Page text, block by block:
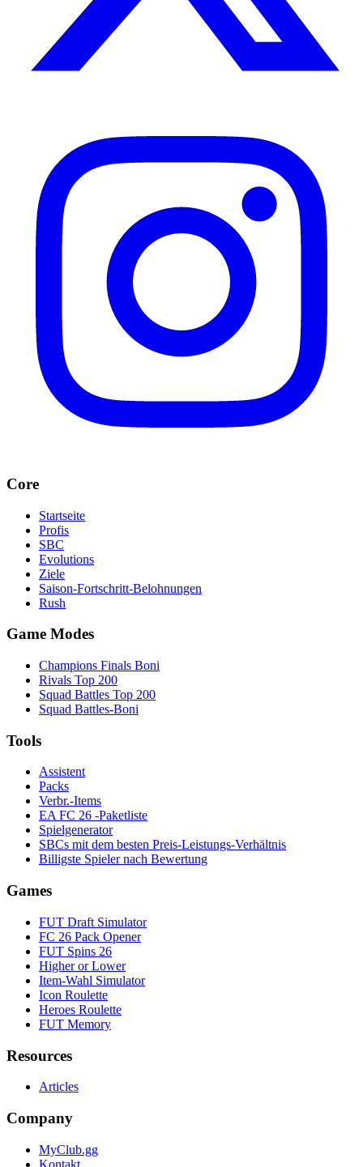
Core
Startseite
Profis
SBC
Evolutions
Ziele
Saison-Fortschritt-Belohnungen
Rush
Game Modes
Champions Finals Boni
Rivals Top 200
Squad Battles Top 200
Squad Battles-Boni
Tools
Assistent
Packs
Verbr.-Items
EA FC 26 -Paketliste
Spielgenerator
SBCs mit dem besten Preis-Leistungs-Verhältnis
Billigste Spieler nach Bewertung
Games
FUT Draft Simulator
FC 26 Pack Opener
FUT Spins 26
Higher or Lower
Item-Wahl Simulator
Icon Roulette
Heroes Roulette
FUT Memory
Resources
Articles
Company
MyClub.gg
Kontakt